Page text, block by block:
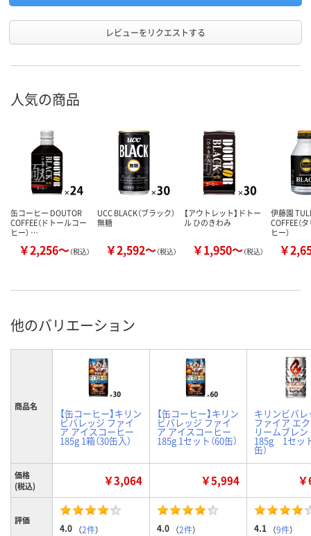
レビューをリクエストする
人気の商品
缶コーヒー DOUTOR
COFFEE（ドトールコー
ヒー） …
￥2,256～（税込）
UCC BLACK（ブラック）
無糖
￥2,592～（税込）
【アウトレット】ドトー
ル ひのきわみ
￥1,950～（税込）
伊藤園
COFFEE（
ヒー）
￥
他のバリエーション
商品名
【缶コーヒー】キリン
ビバレッジ ファイ
ア アイスコーヒー
185g 1箱（30缶入）
【缶コーヒー】キリン
ビバレッジ ファイ
ア アイスコーヒー
185g 1セット（60缶）
キリンビバ
ファイア エ
リームブレン
185g 1セッ
缶）
価格
(税込)
￥3,064 ￥5,994
評価
4.0 （2件） 4.0 （2件） 4.1 （9件）